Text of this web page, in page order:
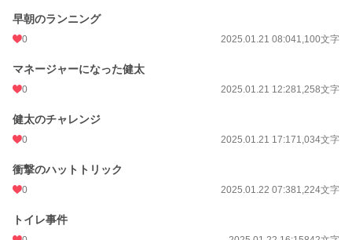
早朝のランニング
0 2025.01.21 08:041,100文字
マネージャーになった健太
0 2025.01.21 12:281,258文字
健太のチャレンジ
0 2025.01.21 17:171,034文字
衝撃のハットトリック
0 2025.01.22 07:381,224文字
トイレ事件